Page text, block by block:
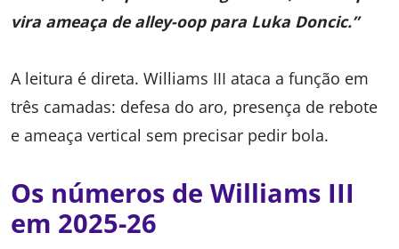
vira ameaça de alley-oop para Luka Doncic.”
A leitura é direta. Williams III ataca a função em
três camadas: defesa do aro, presença de rebote
e ameaça vertical sem precisar pedir bola.
Os números de Williams III
em 2025-26